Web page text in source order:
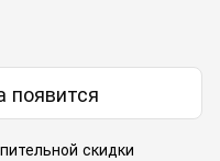
появится
скидки